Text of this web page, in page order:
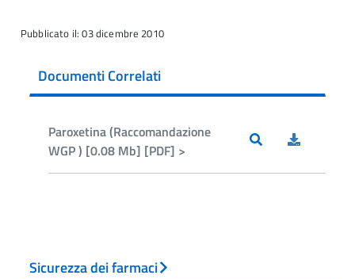
Pubblicato il: 03 dicembre 2010
Documenti Correlati
Paroxetina (Raccomandazione
WGP ) [0.08 Mb] [PDF] >
Sicurezza dei farmaci